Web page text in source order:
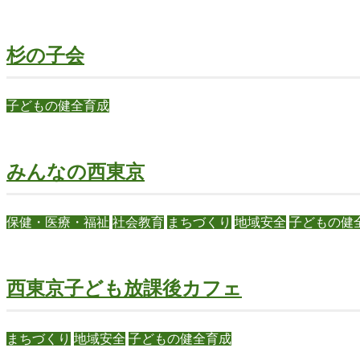
杉の子会
子どもの健全育成
みんなの西東京
保健・医療・福祉 社会教育 まちづくり 地域安全 子どもの健
西東京子ども放課後カフェ
まちづくり 地域安全 子どもの健全育成